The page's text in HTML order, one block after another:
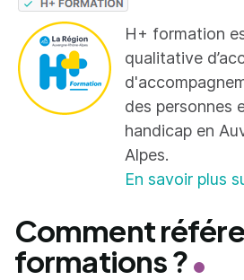
H+ formation
qualitative
des personnes
handicap en
Alpes.
En savoir plus
Comment
formations ?